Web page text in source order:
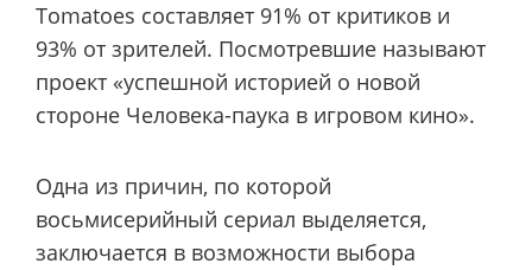
Tomatoes составляет 91% от критиков и
93% от зрителей. Посмотревшие называют
проект «успешной историей о новой
стороне Человека-паука в игровом кино».
Одна из причин, по которой
восьмисерийный сериал выделяется,
заключается в возможности выбора